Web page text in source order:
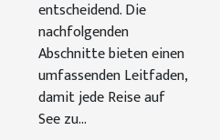
entscheidend. Die
nachfolgenden
Abschnitte bieten einen
umfassenden Leitfaden,
damit jede Reise auf
See zu...